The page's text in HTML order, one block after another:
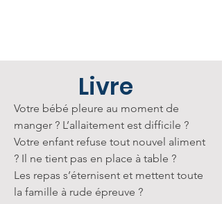
Votre bébé pleure au moment de
manger ? L’allaitement est difficile ?
Votre enfant refuse tout nouvel aliment
? Il ne tient pas en place à table ?
Les repas s’éternisent et mettent toute
la famille à rude épreuve ?
Livre